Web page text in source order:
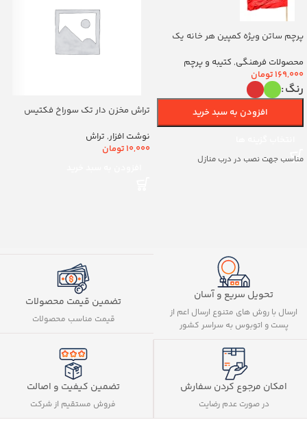
پرچم ساتن ویژه کمپین هر خانه یک
(700263)vمحصولات فرهنگی, کتیبه و پرچم
169,000تومان
رنگ
افزودن به سبد خرید
مناسب جهت نصب در درب منازل
تراش مخزن دار تک سوراخ فکتیس
نوشت افزار, تراش
10,000تومان
تحویل سریع و آسان
ارسال با روش های متنوع ارسال اعم از
پست و اتوبوس به سراسر کشور
تضمین قیمت محصولات
قیمت مناسب محصولات
امکان مرجوع کردن سفارش
در صورت عدم رضایت
تضمین کیفیت و اصالت
فروش مستقیم از شرکت